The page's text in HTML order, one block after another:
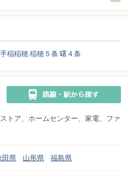
手稲稲穂稲穂５条 曙４条
トア、ホームセンター、家電、ファ
田県 山形県 福島県